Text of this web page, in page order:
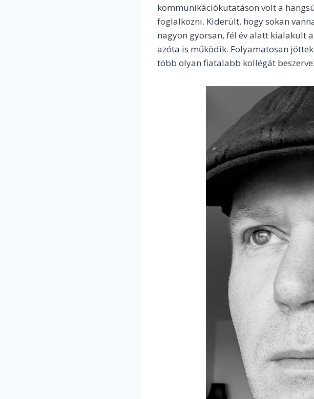
kommunikációkutatáson volt a
foglalkozni. Kiderült, hogy sokan
nagyon gyorsan, fél év alatt kialakult
azóta is működik. Folyamatosan
több olyan fiatalabb kollégát